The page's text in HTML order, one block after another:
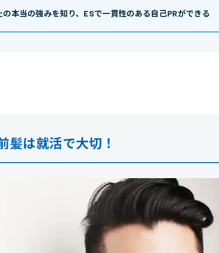
本当の強みを知り、ESで一貫性のある自己PRができる
髪は就活で大切！